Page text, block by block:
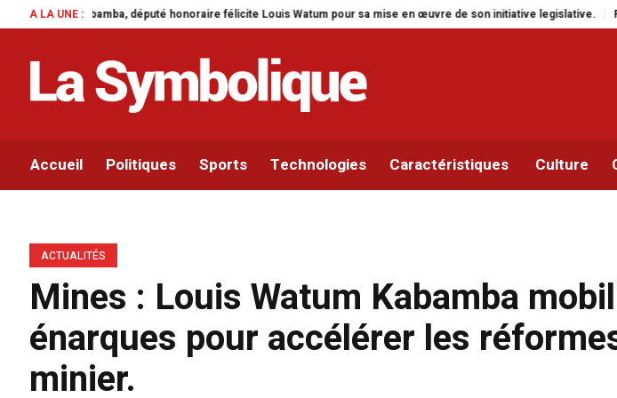
A LA UNE :
félicite Louis Watum pour sa mise en œuvre de son initiative legislative. Parlement panafricain : à
Accueil Politiques Sports Technologies Caractéristiques Culture
ACTUALITÉS
Mines : Louis Watum Kabamba
énarques pour accélérer les
minier.